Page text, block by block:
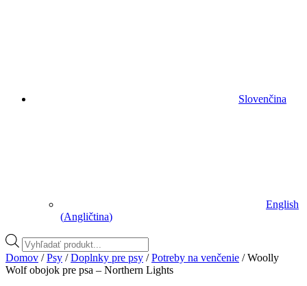
Slovenčina
English
(Angličtina)
Vyhľadávanie
produktov
Domov /Psy /Doplnky pre psy /Potreby na venčenie / Woolly
Wolf obojok pre psa – Northern Lights